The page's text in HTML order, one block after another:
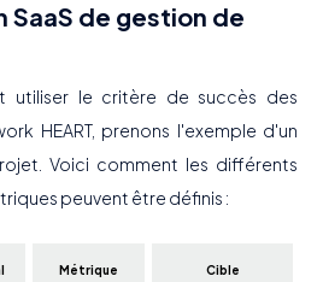
SaaS de gestion de
utiliser le critère de succès des
HEART, prenons l'exemple d'un
Voici comment les différents
peuvent être définis :
Métrique Cible